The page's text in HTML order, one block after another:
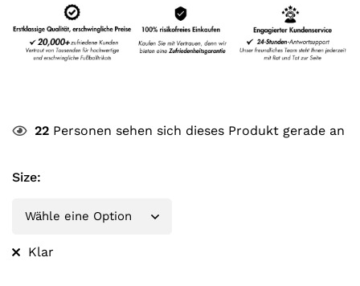
22 Personen sehen sich dieses Produkt gerade an
Size:
Klar